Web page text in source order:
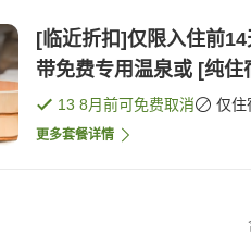
[临近折扣]仅限入住前
带免费专用温泉或 [纯住
13 8月前可免费取消 仅住
更多套餐详情